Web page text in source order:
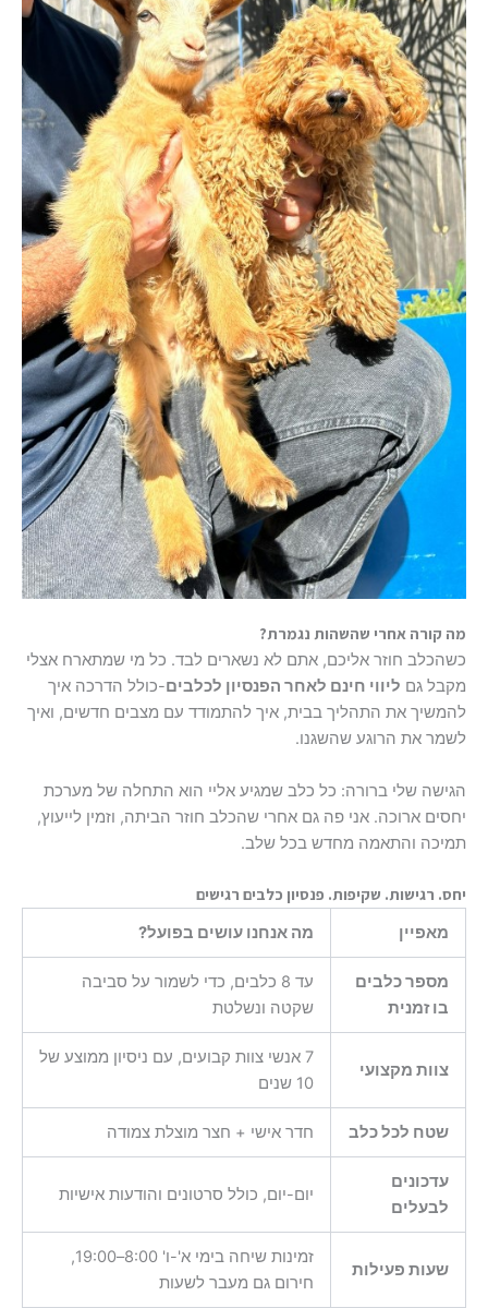
מה קורה אחרי שהשהות נגמרת?
כשהכלב חוזר אליכם, אתם לא נשארים לבד. כל מי שמתארח אצלי
מקבל גם ליווי חינם לאחר הפנסיון לכלבים-כולל הדרכה איך
להמשיך את התהליך בבית, איך להתמודד עם מצבים חדשים, ואיך
לשמר את הרוגע שהשגנו.
הגישה שלי ברורה: כל כלב שמגיע אליי הוא התחלה של מערכת
יחסים ארוכה. אני פה גם אחרי שהכלב חוזר הביתה, וזמין לייעוץ,
תמיכה והתאמה מחדש בכל שלב.
יחס. רגישות. שקיפות. פנסיון כלבים רגישים
מאפיין מה אנחנו עושים בפועל?
מספר כלבים
בו זמנית
עד 8 כלבים, כדי לשמור על סביבה
שקטה ונשלטת
צוות מקצועי
7 אנשי צוות קבועים, עם ניסיון ממוצע של
10 שנים
שטח לכל כלב חדר אישי + חצר מוצלת צמודה
עדכונים
לבעלים
יום-יום, כולל סרטונים והודעות אישיות
שעות פעילות
זמינות שיחה בימי א'-ו' 8:00–19:00,
חירום גם מעבר לשעות